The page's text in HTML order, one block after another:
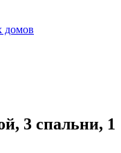
домов
3 спальни, 1